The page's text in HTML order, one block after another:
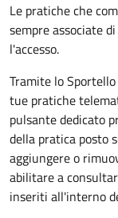
Le pratiche che
sempre associate
l'accesso.
Tramite lo
tue pratiche
pulsante dedicato
della pratica posto
aggiungere o
abilitare a
inseriti all'interno